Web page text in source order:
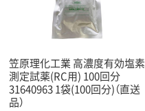
笠原理化工業 高濃度有効塩素
測定試薬(RC用) 100回分
31640963 1袋(100回分)（直送
品）